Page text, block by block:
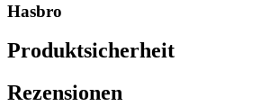
Hasbro
Produktsicherheit
Rezensionen